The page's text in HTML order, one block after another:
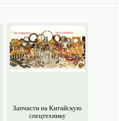
Запчасти на Китайскую
спецтехнику